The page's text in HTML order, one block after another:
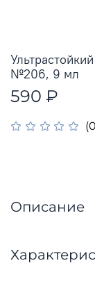
№206, 9 мл
590 ₽
Описание